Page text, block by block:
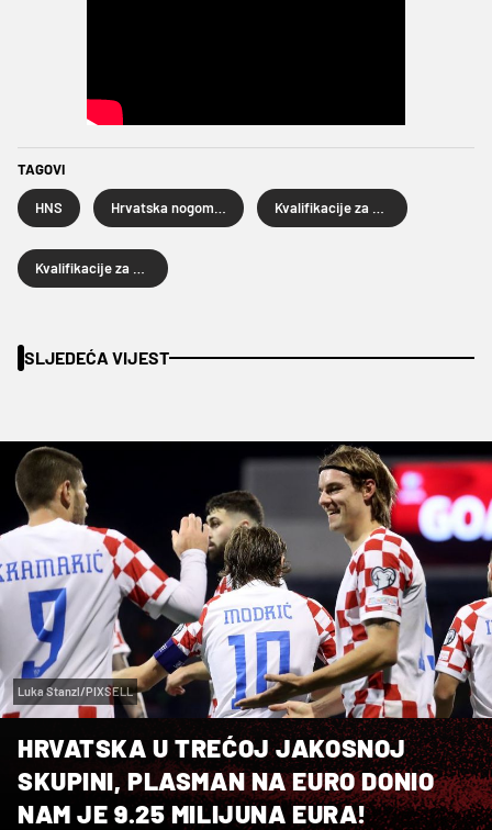
TAGOVI
HNS
SLJEDEĆA VIJEST
Luka Stanzl/PIXSELL
HRVATSKA U TREĆOJ JAKOSNOJ
SKUPINI, PLASMAN NA EURO DONIO
NAM JE 9.25 MILIJUNA EURA!